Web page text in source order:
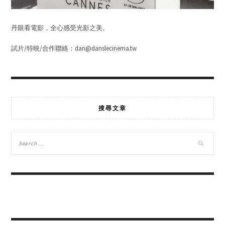
丹眼看電影，全心感受光影之美。
試片/特映/合作聯絡：dan@danslecinema.tw
搜尋文章